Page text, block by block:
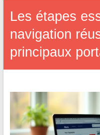
Les étapes
navigation
principaux